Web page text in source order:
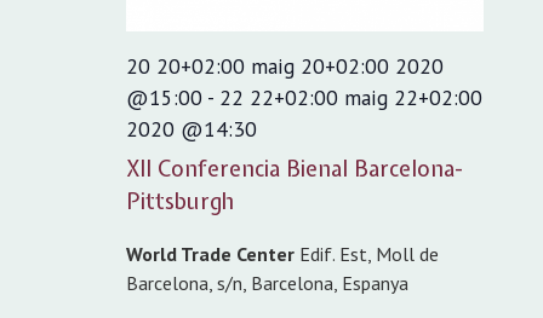
20 20+02:00 maig 20+02:00 2020
@15:00 - 22 22+02:00 maig 22+02:00
2020 @14:30
XII Conferencia Bienal Barcelona-
Pittsburgh
World Trade Center Edif. Est, Moll de
Barcelona, s/n, Barcelona, Espanya